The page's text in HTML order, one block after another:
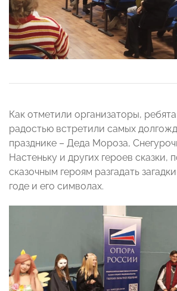
Как отметили организаторы,
радостью встретили самых
празднике – Деда Мороза,
Настеньку и других героев сказки,
сказочным героям разгадать
годе и его символах.